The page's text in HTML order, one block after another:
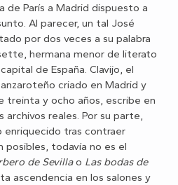
de París a Madrid dispuesto a
Al parecer, un tal José
por dos veces a su palabra
hermana menor de literato
de España. Clavijo, el
criado en Madrid y
treinta y ocho años, escribe en
archivos reales. Por su parte,
enriquecido tras contraer
posibles, todavía no es el
de Sevillao Las bodas de
ascendencia en los salones y